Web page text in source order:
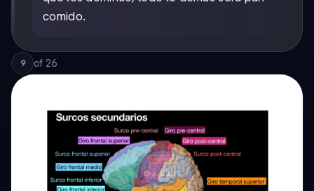
comido.
9 of 26